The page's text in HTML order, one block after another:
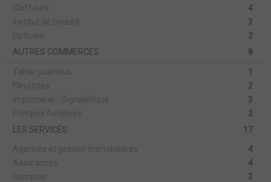
Coiffeurs
4
Institut de beauté
3
Opticien
2
AUTRES COMMERCES
8
Tabac journaux
1
Fleuristes
2
Imprimerie - Signalétique
3
Pompes funèbres
2
LES SERVICES
17
Agences et gestion immobilières
4
Assurances
4
Banques
3